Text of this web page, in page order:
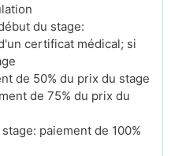
du stage:
certificat médical; si
de 50% du prix du stage
de 75% du prix du
paiement de 100%